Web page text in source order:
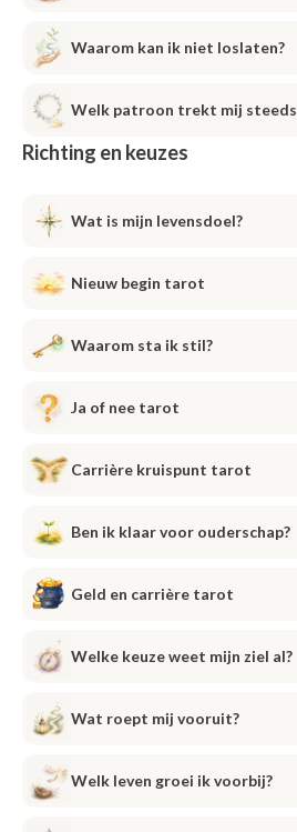
Waarom kan ik niet loslaten?
Welk patroon trekt mij
Richting en keuzes
Wat is mijn levensdoel?
Nieuw begin tarot
Waarom sta ik stil?
Ja of nee tarot
Carrière kruispunt tarot
Ben ik klaar voor ouderschap?
Geld en carrière tarot
Welke keuze weet mijn ziel al?
Wat roept mij vooruit?
Welk leven groei ik voorbij?